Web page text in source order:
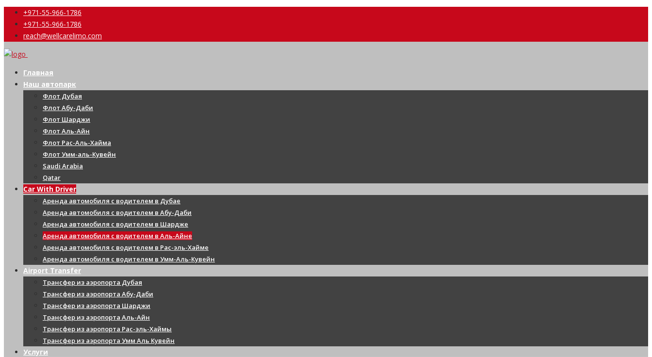
+971-55-966-1786
+971-55-966-1786
reach@wellcarelimo.com
Главная
Наш автопарк
Флот Дубая
Флот Абу-Даби
Флот Шарджи
Флот Аль-Айн
Флот Рас-Аль-Хайма
Флот Умм-аль-Кувейн
Saudi Arabia
Qatar
Car With Driver
Аренда автомобиля с водителем в Дубае
Аренда автомобиля с водителем в Абу-Даби
Аренда автомобиля с водителем в Шардже
Аренда автомобиля с водителем в Аль-Айне
Аренда автомобиля с водителем в Рас-эль-Хайме
Аренда автомобиля с водителем в Умм-Аль-Кувейн
Airport Transfer
Трансфер из аэропорта Дубая
Трансфер из аэропорта Абу-Даби
Трансфер из аэропорта Шарджи
Трансфер из аэропорта Аль-Айн
Трансфер из аэропорта Рас-эль-Хаймы
Трансфер из аэропорта Умм Аль Кувейн
Услуги